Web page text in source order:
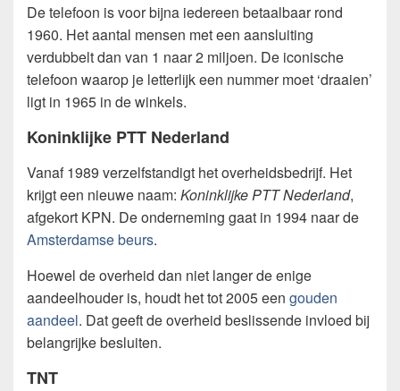
De telefoon is voor bijna iedereen betaalbaar rond
1960. Het aantal mensen met een aansluiting
verdubbelt dan van 1 naar 2 miljoen. De iconische
telefoon waarop je letterlijk een nummer moet ‘draaien’
ligt in 1965 in de winkels.
Koninklijke PTT Nederland
Vanaf 1989 verzelfstandigt het overheidsbedrijf. Het
krijgt een nieuwe naam: Koninklijke PTT Nederland,
afgekort KPN. De onderneming gaat in 1994 naar de
Amsterdamse beurs.
Hoewel de overheid dan niet langer de enige
aandeelhouder is, houdt het tot 2005 een gouden
aandeel. Dat geeft de overheid beslissende invloed bij
belangrijke besluiten.
TNT